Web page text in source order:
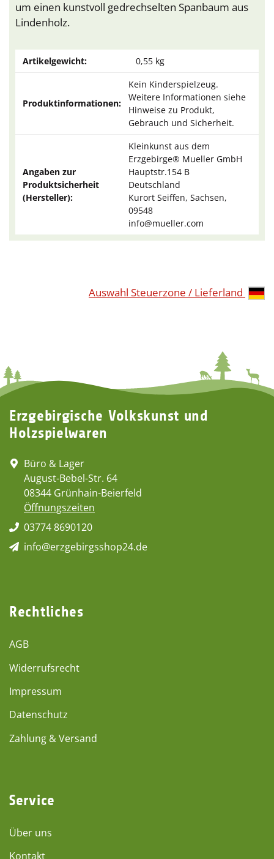
um einen kunstvoll gedrechselten Spanbaum aus
Lindenholz.
Artikelgewicht: 0,55 kg
Produktinformationen:
Kein Kinderspielzeug.
Weitere Informationen siehe
Hinweise zu Produkt,
Gebrauch und Sicherheit.
Angaben zur
Produktsicherheit
(Hersteller):
Kleinkunst aus dem
Erzgebirge® Mueller GmbH
Hauptstr.154 B
Deutschland
Kurort Seiffen, Sachsen,
09548
info@mueller.com
Auswahl Steuerzone / Lieferland
Erzgebirgische Volkskunst und
Holzspielwaren
Büro & Lager
August-Bebel-Str. 64
08344 Grünhain-Beierfeld
Öffnungszeiten
03774 8690120
info@erzgebirgsshop24.de
Rechtliches
AGB
Widerrufsrecht
Impressum
Datenschutz
Zahlung & Versand
Service
Über uns
Kontakt